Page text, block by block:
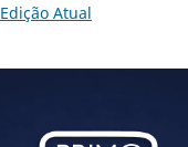
Edição Atual